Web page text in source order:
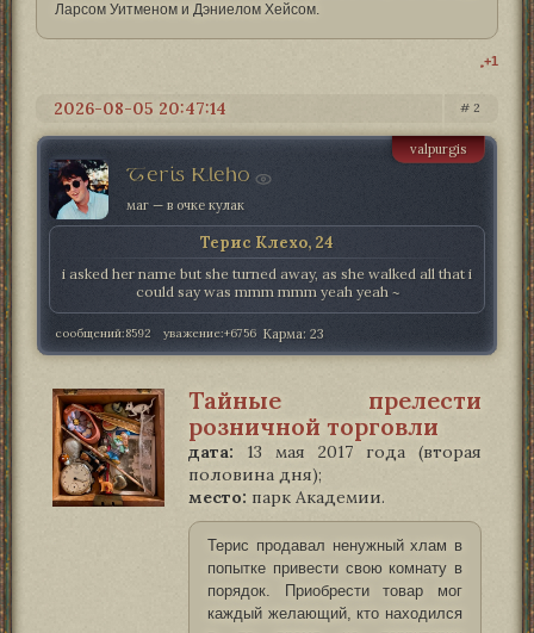
Ларсом Уитменом и Дэниелом Хейсом.
+1
2
2026-08-05 20:47:14
Teris Kleho
valpurgis
маг — в очке кулак
Терис Клехо, 24
i asked her name but she turned away, as she walked all that i
could say was mmm mmm yeah yeah ~
сообщений:8592 уважение:+6756 Карма: 23
Тайные прелести
розничной торговли
дата: 13 мая 2017 года (вторая
половина дня);
место: парк Академии.
Терис продавал ненужный хлам в
попытке привести свою комнату в
порядок. Приобрести товар мог
каждый желающий, кто находился